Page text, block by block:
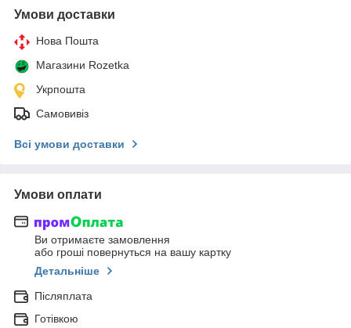
Умови доставки
Нова Пошта
Магазини Rozetka
Укрпошта
Самовивіз
Всі умови доставки
Умови оплати
Ви отримаєте замовлення
або гроші повернуться на вашу картку
Детальніше
Післяплата
Готівкою